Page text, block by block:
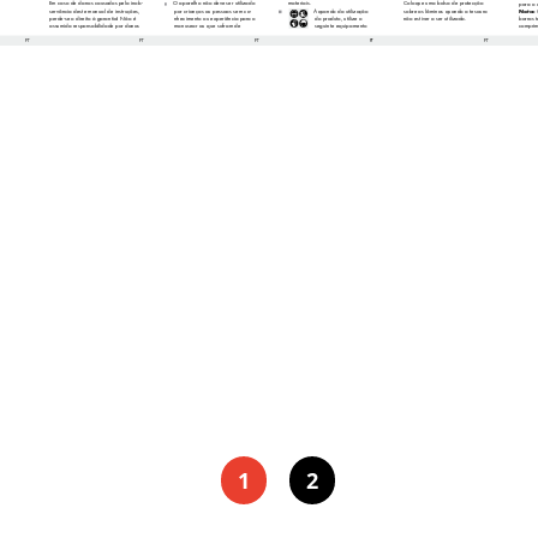
Em caso de danos causados pela inob-
servância deste manual de instruções,
perde-se o direito à garantia! Não é
assumida responsabilidade por danos
para o
Nota:
barras
Coloque uma bolsa de protecção
sobre as lâminas quando a tesoura
não estiver a ser utilizada.
materiais.
Aquando da utilização
do produto, utilize o
seguinte equipamento
O aparelho não deve ser utilizado
por crianças ou pessoas sem co-
nhecimento ou experiência para o
manusear ou que sofram de
PT
PT
PT
PT
PT
1 2